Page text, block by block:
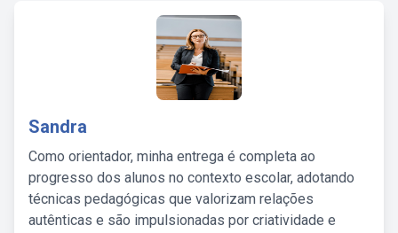
Sandra
Como orientador, minha entrega é completa ao
progresso dos alunos no contexto escolar, adotando
técnicas pedagógicas que valorizam relações
autênticas e são impulsionadas por criatividade e